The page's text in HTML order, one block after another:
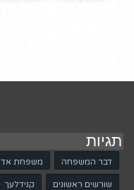
תגיות
דבר המשפחה משפחת
שורשים ראשונים קנידלעך